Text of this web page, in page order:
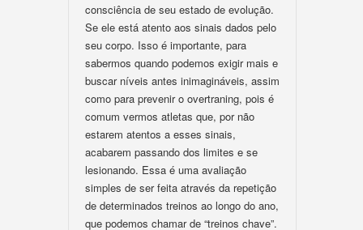
consciência de seu estado de evolução.
Se ele está atento aos sinais dados pelo
seu corpo. Isso é importante, para
sabermos quando podemos exigir mais e
buscar níveis antes inimagináveis, assim
como para prevenir o overtraning, pois é
comum vermos atletas que, por não
estarem atentos a esses sinais,
acabarem passando dos limites e se
lesionando. Essa é uma avaliação
simples de ser feita através da repetição
de determinados treinos ao longo do ano,
que podemos chamar de “treinos chave”.